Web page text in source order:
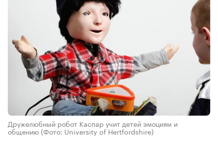
Дружелюбный робот Каспар учит детей эмоциям и
общению (Фото: University of Hertfordshire)